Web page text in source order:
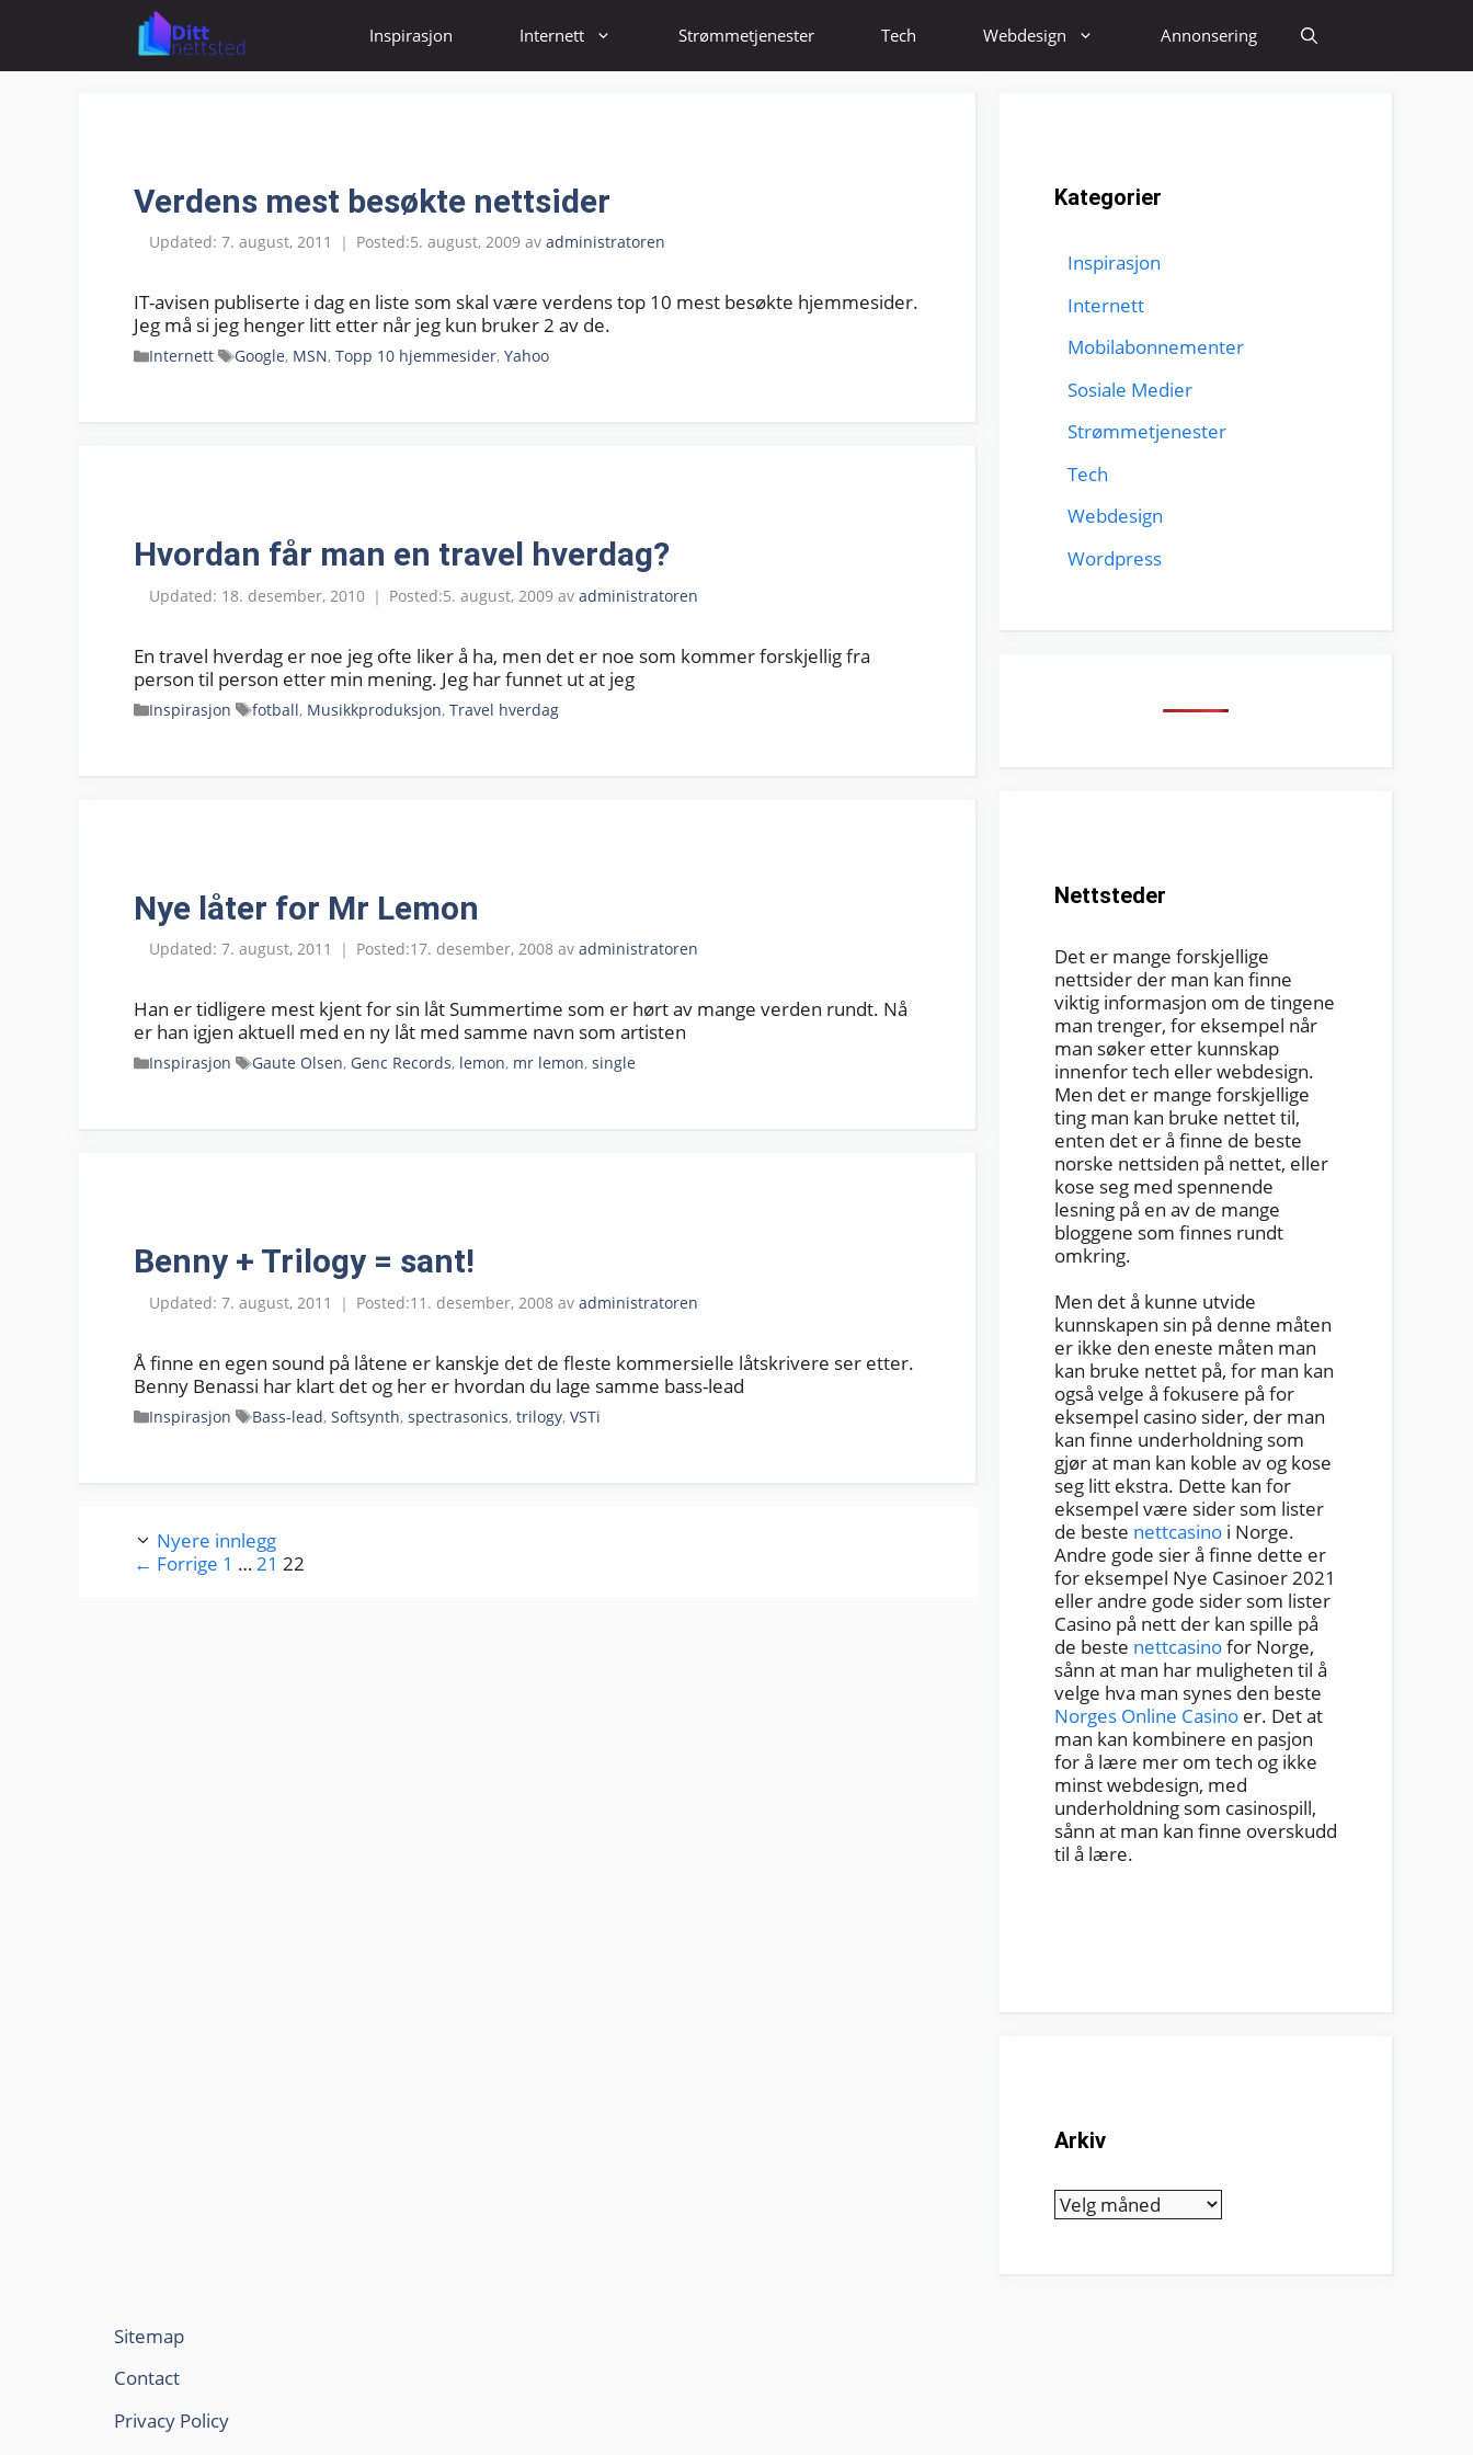
Inspirasjon Internett Strømmetjenester Tech Webdesign Annonsering
Verdens mest besøkte nettsider
7. august, 2011 5. august, 2009 avadministratoren
IT-avisen publiserte i dag en liste som skal være verdens top 10 mest besøkte hjemmesider.
Jeg må si jeg henger litt etter når jeg kun bruker 2 av de.
Kategorier
Internett Stikkord
Google, MSN, Topp 10 hjemmesider, Yahoo
Hvordan får man en travel hverdag?
18. desember, 2010 5. august, 2009 avadministratoren
En travel hverdag er noe jeg ofte liker å ha, men det er noe som kommer forskjellig fra
person til person etter min mening. Jeg har funnet ut at jeg
Kategorier
Inspirasjon Stikkord
fotball, Musikkproduksjon, Travel hverdag
Nye låter for Mr Lemon
7. august, 2011 17. desember, 2008 avadministratoren
Han er tidligere mest kjent for sin låt Summertime som er hørt av mange verden rundt. Nå
er han igjen aktuell med en ny låt med samme navn som artisten
Kategorier
Inspirasjon Stikkord
Gaute Olsen, Genc Records, lemon, mr lemon, single
Benny + Trilogy = sant!
7. august, 2011 11. desember, 2008 avadministratoren
Å finne en egen sound på låtene er kanskje det de fleste kommersielle låtskrivere ser etter.
Benny Benassi har klart det og her er hvordan du lage samme bass-lead
Kategorier
Inspirasjon Stikkord
Bass-lead, Softsynth, spectrasonics, trilogy, VSTi
Nyere innlegg
← Forrige Side
1 … Side
21 Side
22
Kategorier
Inspirasjon
Internett
Mobilabonnementer
Sosiale Medier
Strømmetjenester
Tech
Webdesign
Wordpress
Nettsteder
Det er mange forskjellige
nettsider der man kan finne
viktig informasjon om de tingene
man trenger, for eksempel når
man søker etter kunnskap
innenfor tech eller webdesign.
Men det er mange forskjellige
ting man kan bruke nettet til,
enten det er å finne de beste
norske nettsiden på nettet, eller
kose seg med spennende
lesning på en av de mange
bloggene som finnes rundt
omkring.
Men det å kunne utvide
kunnskapen sin på denne måten
er ikke den eneste måten man
kan bruke nettet på, for man kan
også velge å fokusere på for
eksempel casino sider, der man
kan finne underholdning som
gjør at man kan koble av og kose
seg litt ekstra. Dette kan for
eksempel være sider som lister
de beste nettcasino i Norge.
Andre gode sier å finne dette er
for eksempel Nye Casinoer 2021
eller andre gode sider som lister
Casino på nett der kan spille på
de beste nettcasinofor Norge,
sånn at man har muligheten til å
velge hva man synes den beste
Norges Online Casino er. Det at
man kan kombinere en pasjon
for å lære mer om tech og ikke
minst webdesign, med
underholdning som casinospill,
sånn at man kan finne overskudd
til å lære.
Arkiv
Arkiv
Sitemap
Contact
Privacy Policy